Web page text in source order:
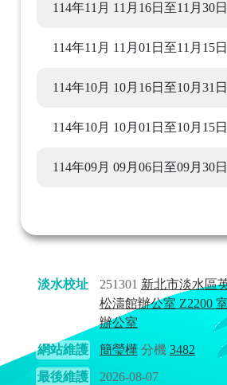
114年11月 11月16日至11月30日
114年11月 11月01日至11月15日
114年10月 10月16日至10月31日
114年10月 10月01日至10月15日
114年09月 09月06日至09月30日
淡水校址 251301 新北市淡水區
松濤館辦公室 Z2200
辦公室
網站維護
簡瑩樺分機 3482
最後維護
2026-08-07